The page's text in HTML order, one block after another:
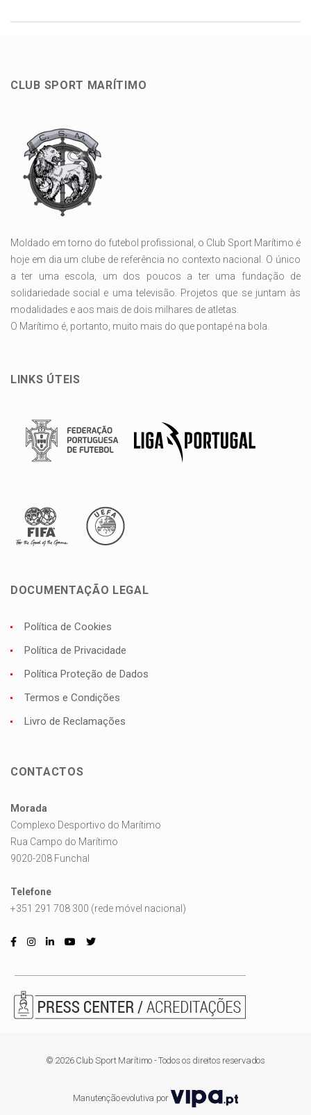
CLUB SPORT MARÍTIMO
Moldado em torno do futebol profissional, o Club Sport Marítimo é
hoje em dia um clube de referência no contexto nacional. O único
a ter uma escola, um dos poucos a ter uma fundação de
solidariedade social e uma televisão. Projetos que se juntam às
modalidades e aos mais de dois milhares de atletas.
O Marítimo é, portanto, muito mais do que pontapé na bola.
LINKS ÚTEIS
DOCUMENTAÇÃO LEGAL
Política de Cookies
Política de Privacidade
Política Proteção de Dados
Termos e Condições
Livro de Reclamações
CONTACTOS
Morada
Complexo Desportivo do Marítimo
Rua Campo do Marítimo
9020-208 Funchal
Telefone
+351 291 708 300 (rede móvel nacional)
© 2026 Club Sport Marítimo - Todos os direitos reservados
Manutenção evolutiva por